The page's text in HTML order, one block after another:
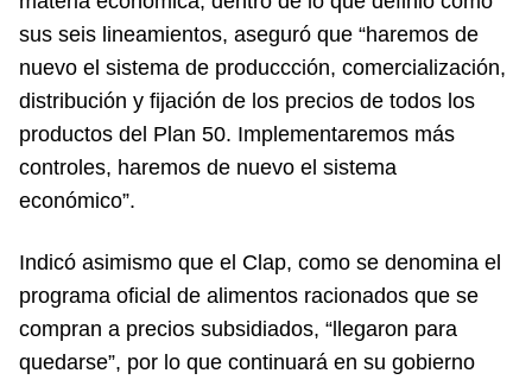
sus seis lineamientos, aseguró que “haremos de
nuevo el sistema de produccción, comercialización,
distribución y fijación de los precios de todos los
productos del Plan 50. Implementaremos más
controles, haremos de nuevo el sistema
económico”.
Indicó asimismo que el Clap, como se denomina el
programa oficial de alimentos racionados que se
compran a precios subsidiados, “llegaron para
quedarse”, por lo que continuará en su gobierno